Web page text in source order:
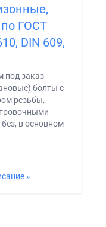
ГОСТ
DIN 609,
под заказ
болты с
резьбы,
в основном
»